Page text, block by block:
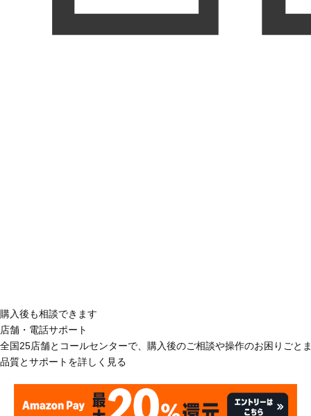
購入後も相談できます
店舗・電話サポート
全国25店舗とコールセンターで、購入後のご相談や操作のお困りごと
品質とサポートを詳しく見る